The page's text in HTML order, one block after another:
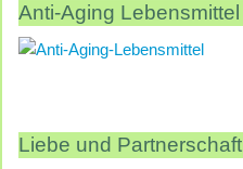
Anti-Aging Lebensmittel
Liebe und Partnerschaft